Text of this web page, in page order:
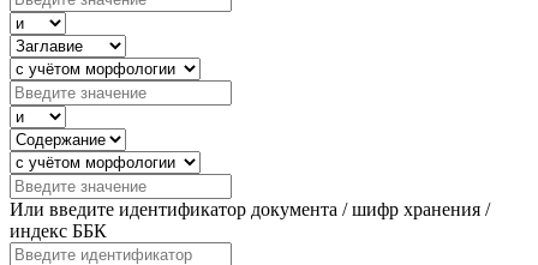
Или введите идентификатор документа / шифр хранения /
индекс ББК